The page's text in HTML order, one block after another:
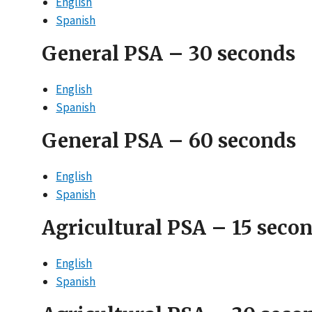
Spanish
General PSA – 30 seconds
English
Spanish
General PSA – 60 seconds
English
Spanish
Agricultural PSA – 15
English
Spanish